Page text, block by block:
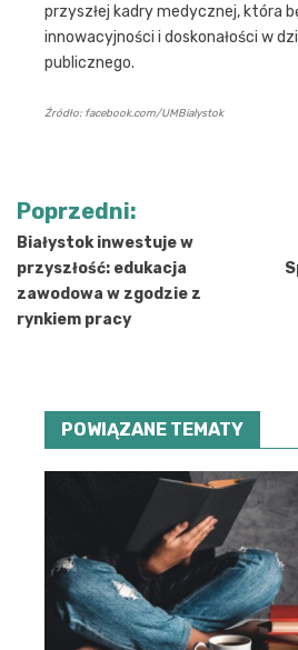
przyszłej kadry medycznej, która
innowacyjności i doskonałości w
publicznego.
Źródło: facebook.com/UMBialystok
Nawigacja
wpisu
Poprzedni:
Białystok inwestuje w
przyszłość: edukacja
zawodowa w zgodzie z
rynkiem pracy
POWIĄZANE TEMATY